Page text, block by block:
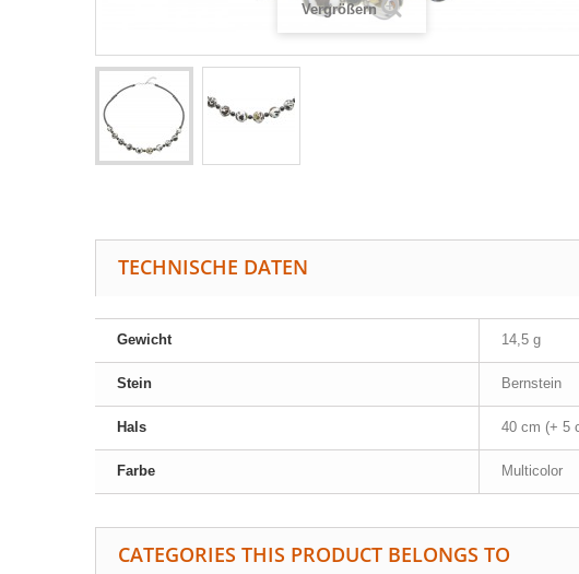
Vergrößern
TECHNISCHE DATEN
Gewicht 14,5 g
Stein Bernstein
Hals 40 cm (+ 5
Farbe Multicolor
CATEGORIES THIS PRODUCT BELONGS TO